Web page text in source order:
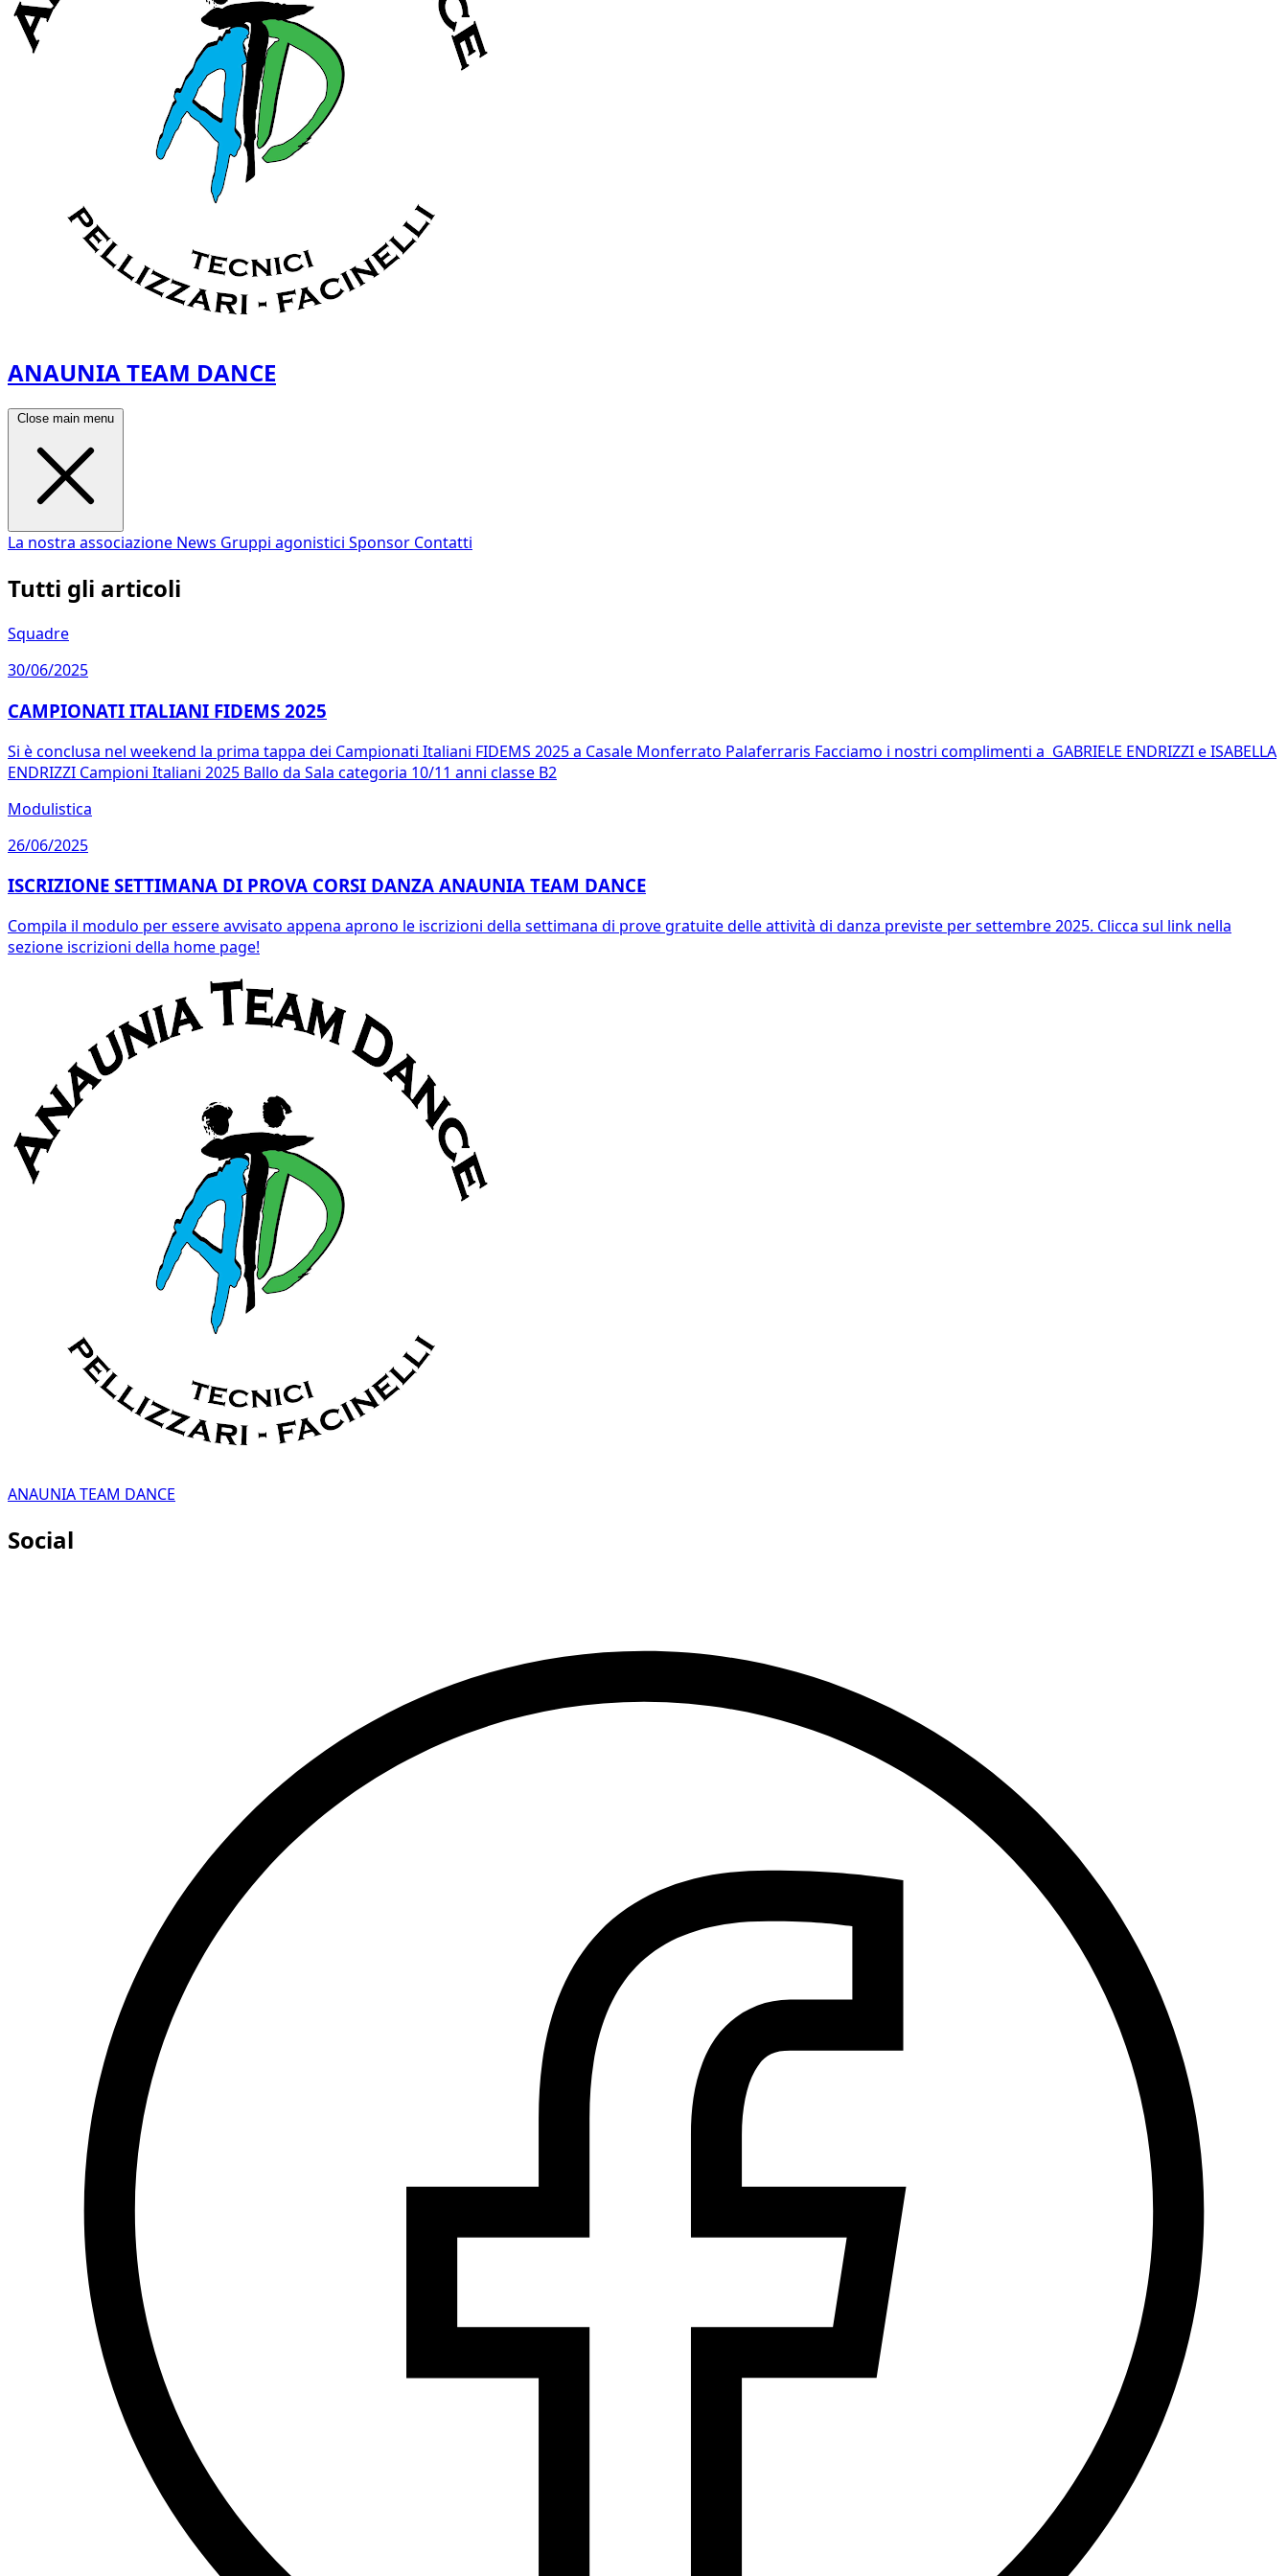
ANAUNIA TEAM DANCE
Close main menu
La nostra associazione News Gruppi agonistici Sponsor Contatti
Tutti gli articoli
Squadre
30/06/2025
CAMPIONATI ITALIANI FIDEMS 2025
Si è conclusa nel weekend la prima tappa dei Campionati Italiani FIDEMS 2025 a Casale Monferrato Palaferraris Facciamo i nostri complimenti a GABRIELE ENDRIZZI e ISABELLA
ENDRIZZI Campioni Italiani 2025 Ballo da Sala categoria 10/11 anni classe B2
Modulistica
26/06/2025
ISCRIZIONE SETTIMANA DI PROVA CORSI DANZA ANAUNIA TEAM DANCE
Compila il modulo per essere avvisato appena aprono le iscrizioni della settimana di prove gratuite delle attività di danza previste per settembre 2025. Clicca sul link nella
sezione iscrizioni della home page!
ANAUNIA TEAM DANCE
Social